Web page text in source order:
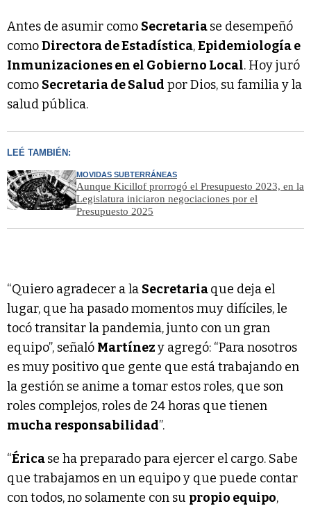
Antes de asumir como Secretariase desempeñó
comoDirectora de Estadística,Epidemiología e
Inmunizaciones en el Gobierno Local. Hoy juró
como Secretaria de Salud por Dios, su familia y la
salud pública.
LEÉ TAMBIÉN:
MOVIDAS SUBTERRÁNEAS
Aunque Kicillof prorrogó el Presupuesto 2023, en la
Legislatura iniciaron negociaciones por el
Presupuesto 2025
“Quiero agradecer a la Secretariaque deja el
lugar, que ha pasado momentos muy difíciles, le
tocó transitar la pandemia, junto con un gran
equipo”, señaló Martínezy agregó: “Para nosotros
es muy positivo que gente que está trabajando en
la gestión se anime a tomar estos roles, que son
roles complejos, roles de 24 horas que tienen
mucha responsabilidad”.
“Éricase ha preparado para ejercer el cargo. Sabe
que trabajamos en un equipo y que puede contar
con todos, no solamente con su propio equipo,